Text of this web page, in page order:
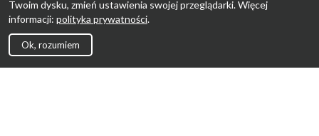
Twoim dysku, zmień ustawienia swojej przeglądarki. Więcej
informacji: polityka prywatności.
Ok, rozumiem